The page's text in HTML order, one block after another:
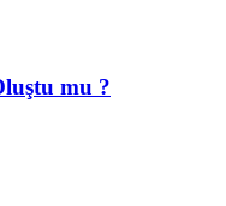
mu ?